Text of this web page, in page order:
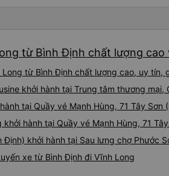
từ Bình Định chất lượng cao
từ Bình Định chất lượng cao, uy tín,
khởi hành tại Trung tâm thương mại,
tại Quầy vé Mạnh Hùng, 71 Tây Sơn
khởi hành tại Quầy vé Mạnh Hùng, 71
Định) khởi hành tại Sau lưng chợ Phước
xe từ Bình Định đi Vĩnh Long